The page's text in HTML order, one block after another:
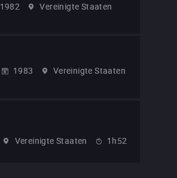
1982
Vereinigte Staaten
1983
Vereinigte Staaten
Vereinigte Staaten 1h52